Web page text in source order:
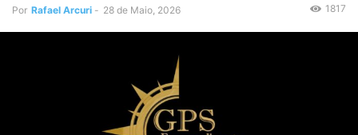
Por Rafael Arcuri - 28 de Maio, 2026 1817